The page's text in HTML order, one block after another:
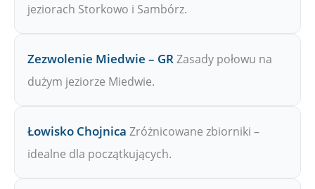
jeziorach Storkowo i Sambórz.
Zezwolenie Miedwie – GRZasady połowu na
dużym jeziorze Miedwie.
Łowisko Chojnica Zróżnicowane zbiorniki –
idealne dla początkujących.